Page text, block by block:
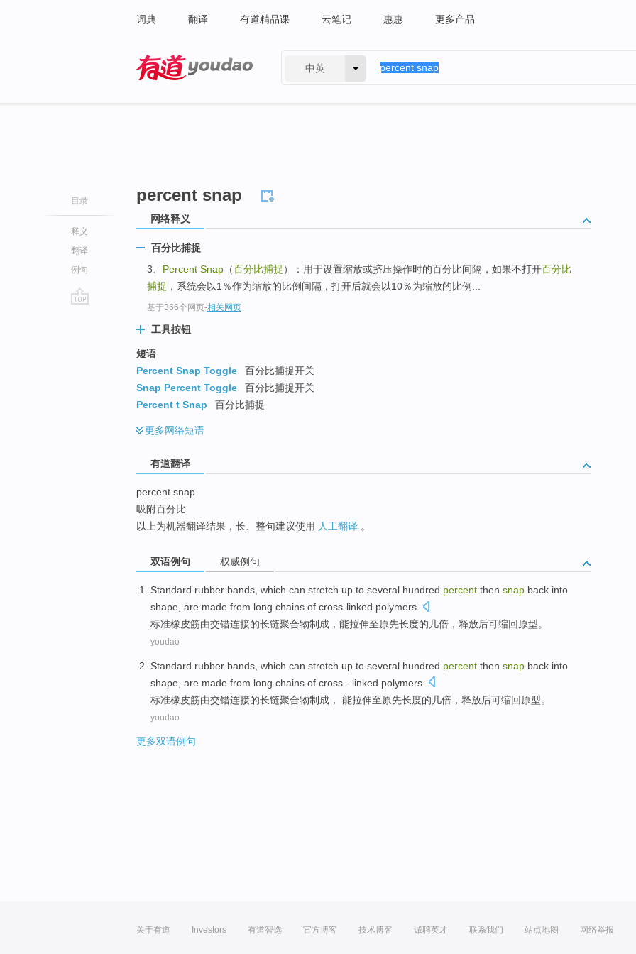
词典 翻译 有道精品课 云笔记 惠惠 更多产品
中英
目录
释义
翻译
例句
percent snap
网络释义
百分比捕捉
3、 Percent Snap （百分比捕捉）：用于设置缩放或挤压操作时的百分比间隔，如果不打开百分比
捕捉 ，系统会以1％作为缩放的比例间隔，打开后就会以10％为缩放的比例...
基于366个网页-相关网页
工具按钮
短语
Percent Snap Toggle
百分比捕捉开关
Snap Percent Toggle
百分比捕捉开关
Percent t Snap
百分比捕捉
更多网络短语
有道翻译
percent snap
吸附百分比
以上为机器翻译结果，长、整句建议使用 人工翻译 。
双语例句 权威例句
Standard rubber bands, which can stretch up to several hundred percent then snap back into
shape, are made from long chains of cross-linked polymers
标准橡皮筋由交错连接的长链聚合物制成 ， 能拉伸至原先长度的 几倍，释放后可缩回原型。
youdao
Standard rubber bands, which can stretch up to several hundred percent then snap back into
shape, are made from long chains of cross - linked polymers
标准橡皮筋由交错连接的长链聚合物制成 ， 能拉伸至原先长度的 几倍，释放后可缩回原型。
youdao
更多双语例句
关于有道 Investors 有道智选 官方博客 技术博客 诚聘英才 联系我们 站点地图 网络举报